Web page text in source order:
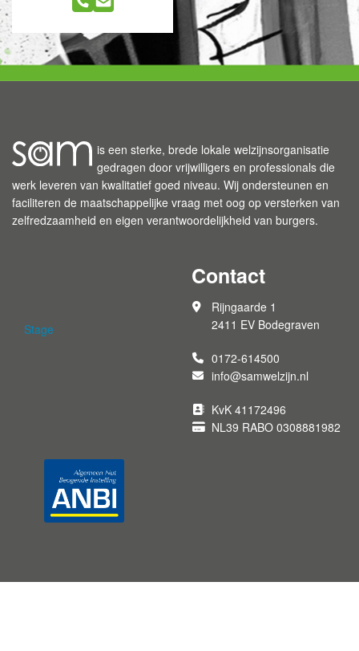
is een sterke, brede lokale welzijnsorganisatie
gedragen door vrijwilligers en professionals die
werk leveren van kwalitatief goed niveau. Wij ondersteunen en
faciliteren de maatschappelijke vraag met oog op versterken van
zelfredzaamheid en eigen verantwoordelijkheid van burgers.
Stage
Contact
Rijngaarde 1
2411 EV Bodegraven
0172-614500
info@samwelzijn.nl
KvK 41172496
NL39 RABO 0308881982